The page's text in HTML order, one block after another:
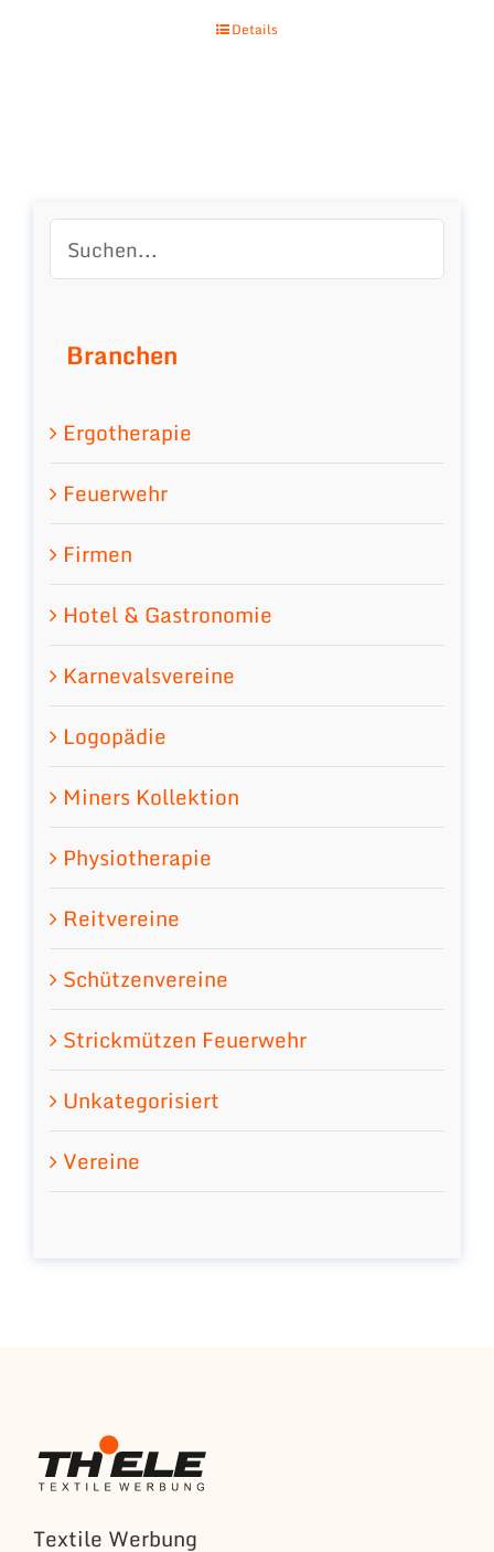
Details
Branchen
Ergotherapie
Feuerwehr
Firmen
Hotel & Gastronomie
Karnevalsvereine
Logopädie
Miners Kollektion
Physiotherapie
Reitvereine
Schützenvereine
Strickmützen Feuerwehr
Unkategorisiert
Vereine
Textile Werbung